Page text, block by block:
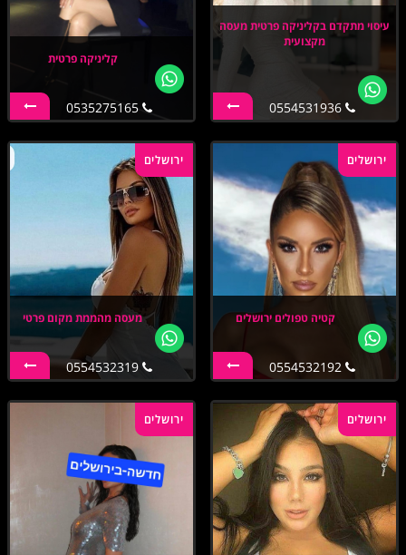
עיסוי מתקדם בקליניקה פרטית מעסה
מקצועית
0554531936
קליניקה פרטית
0535275165
ירושלים
קטיה טפולים ירושלים
0554532192
ירושלים
מעסה מהממת מקום פרטי
0554532319
ירושלים ירושלים